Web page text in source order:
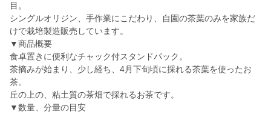
目。
シングルオリジン、手作業にこだわり、自園の茶葉のみを家族だ
けで栽培製造販売しています。
▼商品概要
食卓置きに便利なチャック付スタンドパック。
茶摘みが始まり、少し経ち、4月下旬頃に採れる茶葉を使ったお
茶。
丘の上の、粘土質の茶畑で採れるお茶です。
▼数量、分量の目安